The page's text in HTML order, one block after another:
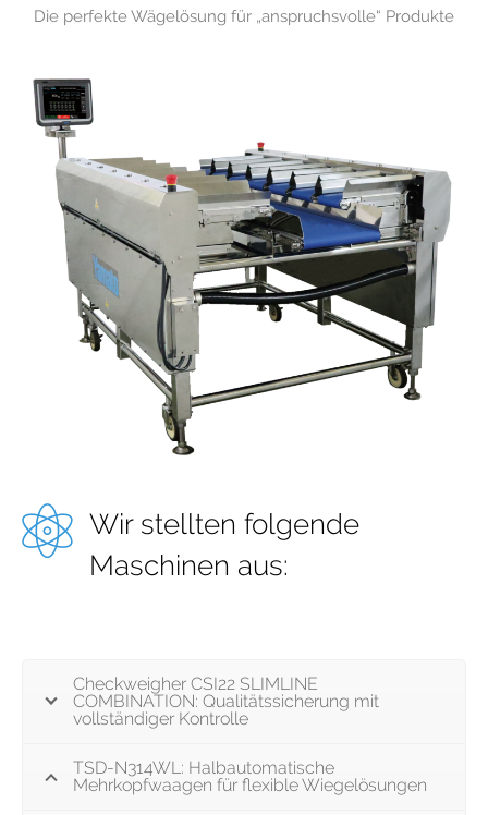
Die perfekte Wägelösung für „anspruchsvolle“ Produkte
Wir stellten folgende
Maschinen aus:
Checkweigher CSI22 SLIMLINE
COMBINATION: Qualitätssicherung mit
vollständiger Kontrolle
TSD-N314WL: Halbautomatische
Mehrkopfwaagen für flexible Wiegelösungen